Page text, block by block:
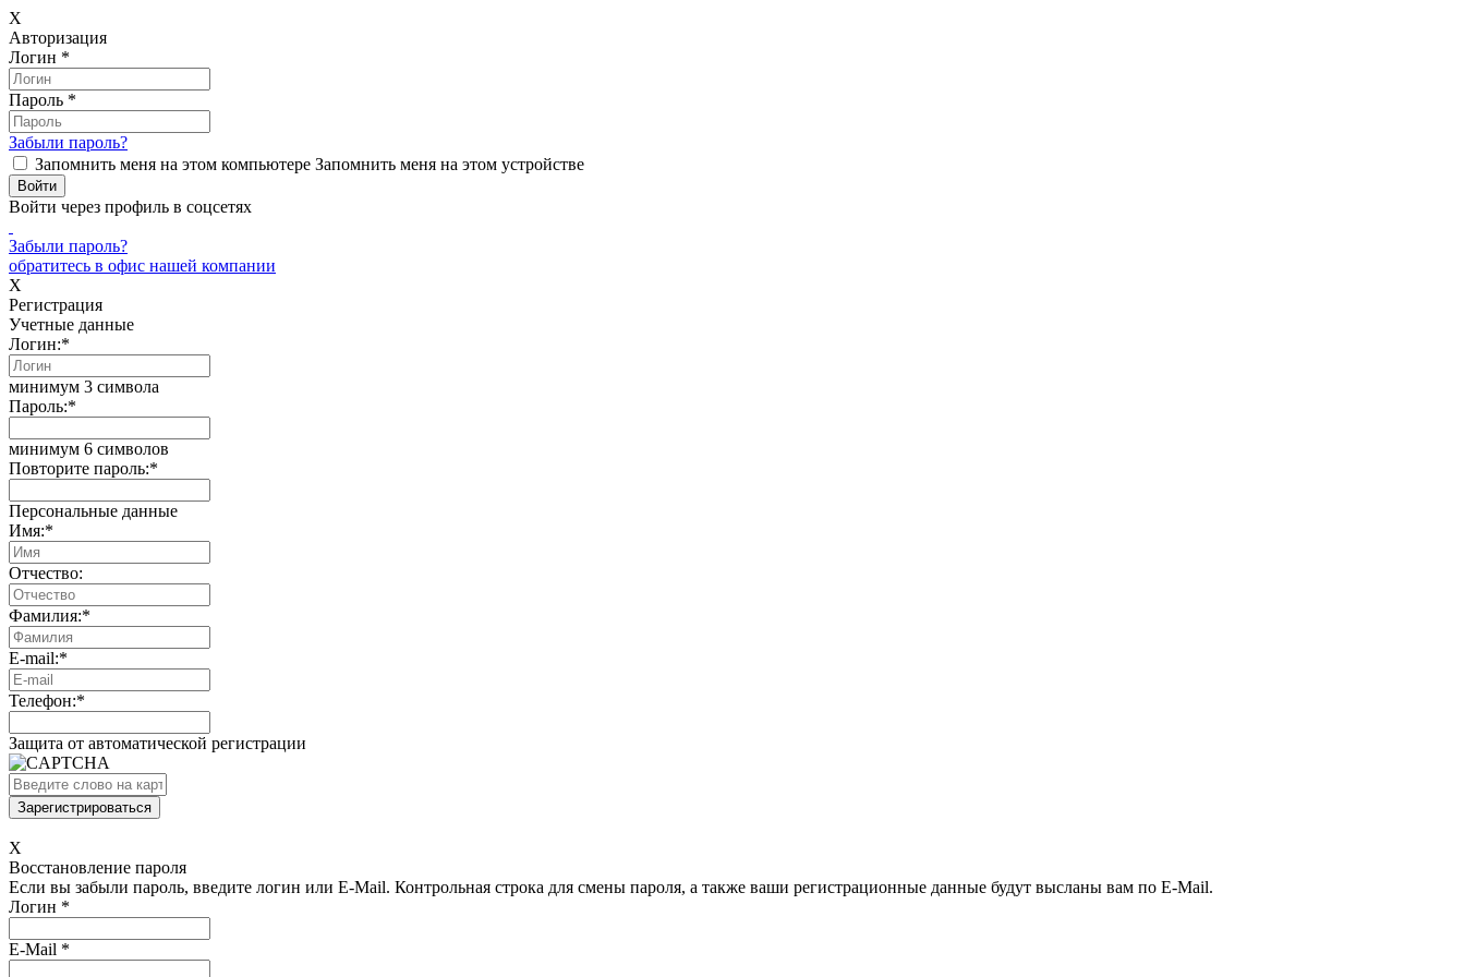
X
Авторизация
Логин *
Пароль *
Забыли пароль?
Запомнить меня на этом компьютере Запомнить меня на этом устройстве
Войти через профиль в соцсетях
Забыли пароль?
обратитесь в офис нашей компании
X
Регистрация
Учетные данные
Логин:*
минимум 3 символа
Пароль:*
минимум 6 символов
Повторите пароль:*
Персональные данные
Имя:*
Отчество:
Фамилия:*
E-mail:*
Телефон:*
Защита от автоматической регистрации
X
Восстановление пароля
Если вы забыли пароль, введите логин или E-Mail. Контрольная строка для смены пароля, а также ваши регистрационные данные будут высланы вам по E-Mail.
Логин *
E-Mail *